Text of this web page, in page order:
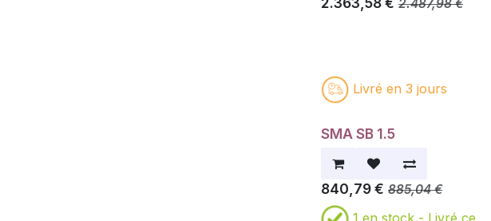
2.487,98€
Livré en 3 jours
SMA SB 1.5
840,79€ 885,04€
1 en stock - Livré ce